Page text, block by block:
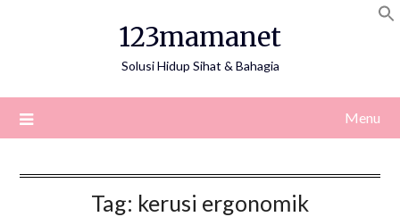
123mamanet
Solusi Hidup Sihat & Bahagia
Menu
Tag: kerusi ergonomik